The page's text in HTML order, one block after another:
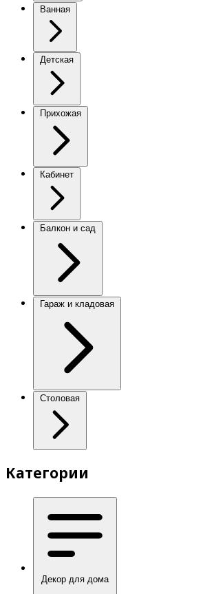
Ванная
Детская
Прихожая
Кабинет
Балкон и сад
Гараж и кладовая
Столовая
Категории
Декор для дома